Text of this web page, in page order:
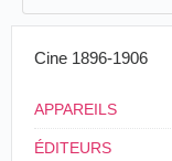
Cine 1896-1906
APPAREILS
ÉDITEURS